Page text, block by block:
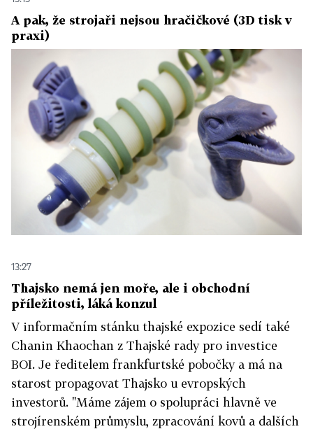
A pak, že strojaři nejsou hračičkové (3D tisk v
praxi)
13:27
Thajsko nemá jen moře, ale i obchodní
příležitosti, láká konzul
V informačním stánku thajské expozice sedí také
Chanin Khaochan z Thajské rady pro investice
BOI. Je ředitelem frankfurtské pobočky a má na
starost propagovat Thajsko u evropských
investorů. "Máme zájem o spolupráci hlavně ve
strojírenském průmyslu, zpracování kovů a dalších